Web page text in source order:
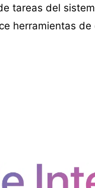
tareas del
herramientas